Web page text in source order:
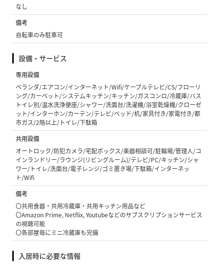
なし
備考
自転車のみ駐車可
設備・サービス
専用設備
ベランダ/エアコン/インターネット/Wifi/ケーブルテレビ/CS/フローリ
ング/カーペット/システムキッチン/キッチン/ガスコンロ/冷蔵庫/バス
トイレ別/温水洗浄便座/シャワー/洗面台/洗濯機/浴室乾燥機/クローゼ
ット/インターホン/カーテン/テレビ/ベッド/机/家具付き/家電付き/都
市ガス/2階以上/トイレ/下駄箱
共用設備
オートロック/防犯カメラ/宅配ボックス/楽器相談可/駐輪場/管理人/コ
インランドリー/ラウンジ(リビングルーム)/テレビ/PC/キッチン/シャ
ワー/トイレ/洗面台/電子レンジ/ゴミ置き場/下駄箱/インターネッ
ト/Wifi
備考
〇共用食器・共用冷蔵庫・共用キッチン用品など
〇Amazon Prime, Netflix, Youtubeなどのサブスクリプションサービス
の視聴可能
〇各部屋毎にミニ冷蔵庫も完備
入居時に必要な情報